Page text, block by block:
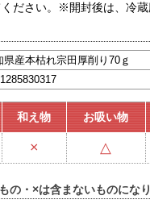
ださい。※開封後は、冷蔵
県産本枯れ宗田厚削り70ｇ
和え物 お吸い物
× △
の・×は含まないものになり